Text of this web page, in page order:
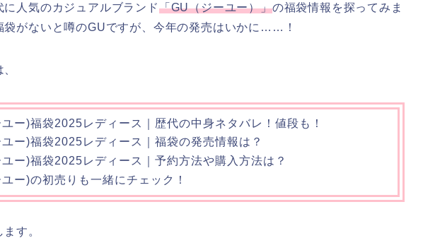
人気のカジュアルブランド「GU（ジーユー）」の福袋情報を探ってみま
袋がないと噂のGUですが、今年の発売はいかに……！
ー)福袋2025レディース｜歴代の中身ネタバレ！値段も！
ー)福袋2025レディース｜福袋の発売情報は？
ー)福袋2025レディース｜予約方法や購入方法は？
ー)の初売りも一緒にチェック！
す。